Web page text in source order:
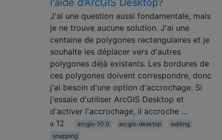
l'aide d'ArcGIS Desktop?
J'ai une question aussi fondamentale, mais
je ne trouve aucune solution. J'ai une
centaine de polygones rectangulaires et je
souhaite les déplacer vers d'autres
polygones déjà existants. Les bordures de
ces polygones doivent correspondre, donc
j'ai besoin d'une option d'accrochage. Si
j'essaie d'utiliser ArcGIS Desktop et
d'activer l'accrochage, il accroche …
12
arcgis-10.0 arcgis-desktop
editing
snapping